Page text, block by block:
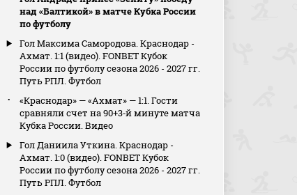
над «Балтикой» в матче Кубка России
по футболу
Гол Максима Самородова. Краснодар -
Ахмат. 1:1 (видео). FONBET Кубок
России по футболу сезона 2026 - 2027 гг.
Путь РПЛ. Футбол
«Краснодар» — «Ахмат» — 1:1. Гости
сравняли счет на 90+3‑й минуте матча
Кубка России. Видео
Гол Даниила Уткина. Краснодар -
Ахмат. 1:0 (видео). FONBET Кубок
России по футболу сезона 2026 - 2027 гг.
Путь РПЛ. Футбол